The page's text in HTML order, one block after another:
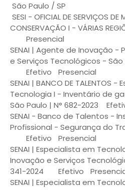
São Paulo / SP
SESI - OFICIAL DE SERVIÇOS DE
CONSERVAÇÃO I - VÁRIAS
Presencial
SENAI | Agente de Inovação -
e Serviços Tecnológicos - São
Efetivo
Presencial
SENAI | BANCO DE TALENTOS
Tecnologia I - Inventário de
São Paulo | N° 682-2023
SENAI - Banco de Talentos -
Profissional - Segurança do
Efetivo
Presencial
SENAI | Especialista em
Inovação e Serviços
341-2024
Efetivo
SENAI | Especialista em